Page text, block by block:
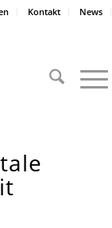
Kontakt
News